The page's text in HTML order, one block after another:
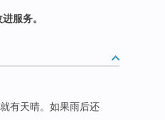
服务。
有天晴。如果雨后还